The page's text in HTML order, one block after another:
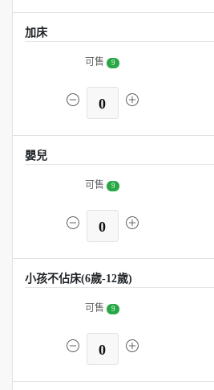
加床
可售 9
0
嬰兒
可售 9
0
小孩不佔床(6歲-12歲)
可售 9
0